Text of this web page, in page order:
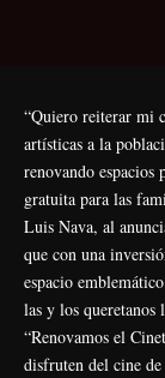
“Quiero reiterar mi
artísticas a la
renovando espacios
gratuita para las
Luis Nava, al
que con una
espacio
las y los
“Renovamos el
disfruten del cine